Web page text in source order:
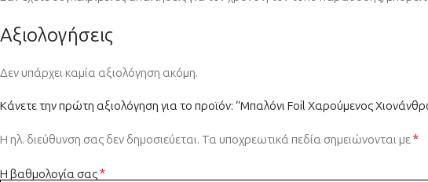
Αξιολογήσεις
Δεν υπάρχει καμία αξιολόγηση ακόμη.
Κάνετε την πρώτη αξιολόγηση για το προϊόν: “Μπαλόνι Foil Χαρούμενος
Η ηλ. διεύθυνση σας δεν δημοσιεύεται. Τα υποχρεωτικά πεδία σημειώνονται με*
Η βαθμολογία σας*